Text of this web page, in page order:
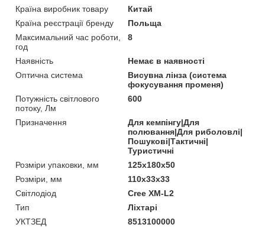
Країна виробник товару
Китай
Країна реєстрації бренду
Польща
Максимальний час роботи,
год
8
Наявність
Немає в наявності
Оптична система
Висувна лінза (система
фокусування променя)
Потужність світлового
потоку, Лм
600
Призначення
Для кемпінгу|Для
полювання|Для риболовлі|
Пошукові|Тактичні|
Туристичні
Розміри упаковки, мм
125x180x50
Розміри, мм
110х33х33
Світлодіод
Cree XM-L2
Тип
Ліхтарі
УКТЗЕД
8513100000